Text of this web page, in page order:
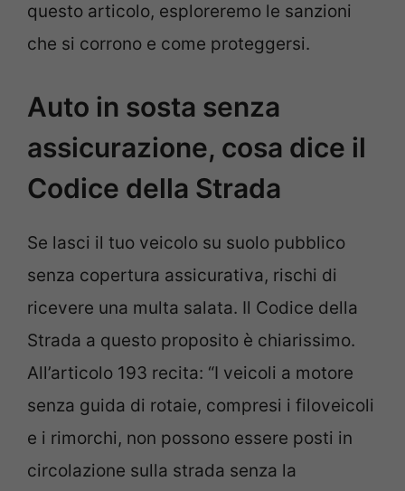
questo articolo, esploreremo le sanzioni
che si corrono e come proteggersi.
Auto in sosta senza
assicurazione, cosa dice il
Codice della Strada
Se lasci il tuo veicolo su suolo pubblico
senza copertura assicurativa, rischi di
ricevere una multa salata. Il Codice della
Strada a questo proposito è chiarissimo.
All’articolo 193 recita: “I veicoli a motore
senza guida di rotaie, compresi i filoveicoli
e i rimorchi, non possono essere posti in
circolazione sulla strada senza la